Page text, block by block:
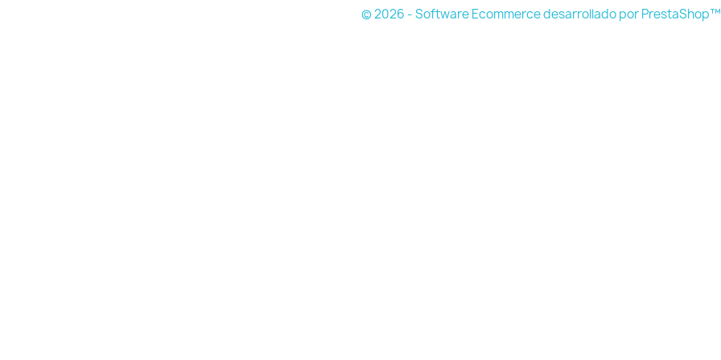
© 2026 - Software Ecommerce desarrollado por PrestaShop™